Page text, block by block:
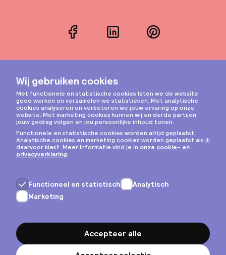
FacebookLinkedInPinterest
Instagram
Privacy & cookies
Algemene voorwaarden